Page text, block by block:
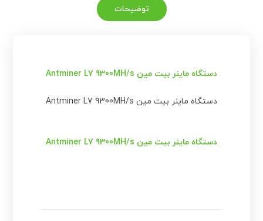
توضیحات
دستگاه ماینر بیت مین Antminer L7 9300MH/s
دستگاه ماینر بیت مین Antminer L7 9300MH/s
دستگاه ماینر بیت مین Antminer L7 9300MH/s